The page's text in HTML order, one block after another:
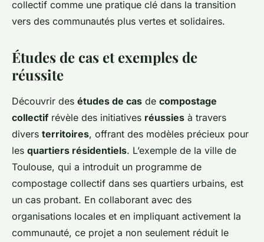
collectif comme une pratique clé dans la transition
vers des communautés plus vertes et solidaires.
Études de cas et exemples de
réussite
Découvrir des études de cas de compostage
collectif révèle des initiatives réussies à travers
divers territoires, offrant des modèles précieux pour
les quartiers résidentiels. L’exemple de la ville de
Toulouse, qui a introduit un programme de
compostage collectif dans ses quartiers urbains, est
un cas probant. En collaborant avec des
organisations locales et en impliquant activement la
communauté, ce projet a non seulement réduit le